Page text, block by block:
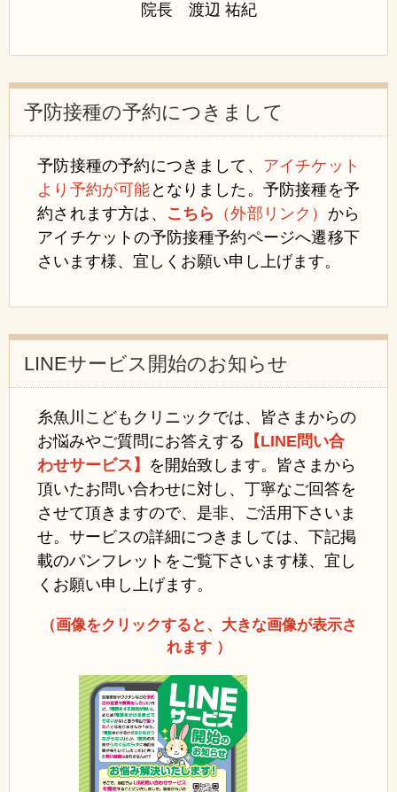
院長 渡辺 祐紀
予防接種の予約につきまして
予防接種の予約につきまして、 アイチケット
より予約が可能 となりました。予防接種を予
約されます方は、
こちら （外部リンク） から
アイチケットの予防接種予約ページへ遷移下
さいます様、宜しくお願い申し上げます。
LINEサービス開始のお知らせ
糸魚川こどもクリニックでは、皆さまからの
お悩みやご質問にお答えする
【LINE問い合
わせサービス】 を開始致します。 皆さまから
頂いたお問い合わせに対し、丁寧なご回答を
させて頂きますので、是非、ご活用下さいま
せ。サービスの詳細につきましては、下記掲
載のパンフレットをご覧下さいます様、宜し
くお願い申し上げます。
（画像をクリックすると、大きな画像が表示さ
れます ）